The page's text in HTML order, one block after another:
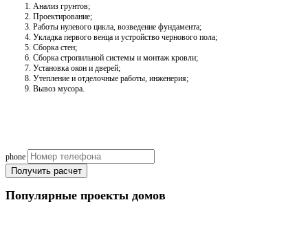
Анализ грунтов;
Проектирование;
Работы нулевого цикла, возведение фундамента;
Укладка первого венца и устройство чернового пола;
Сборка стен;
Сборка стропильной системы и монтаж кровли;
Установка окон и дверей;
Утепление и отделочные работы, инженерия;
Вывоз мусора.
phone
Получить расчет
Популярные проекты домов